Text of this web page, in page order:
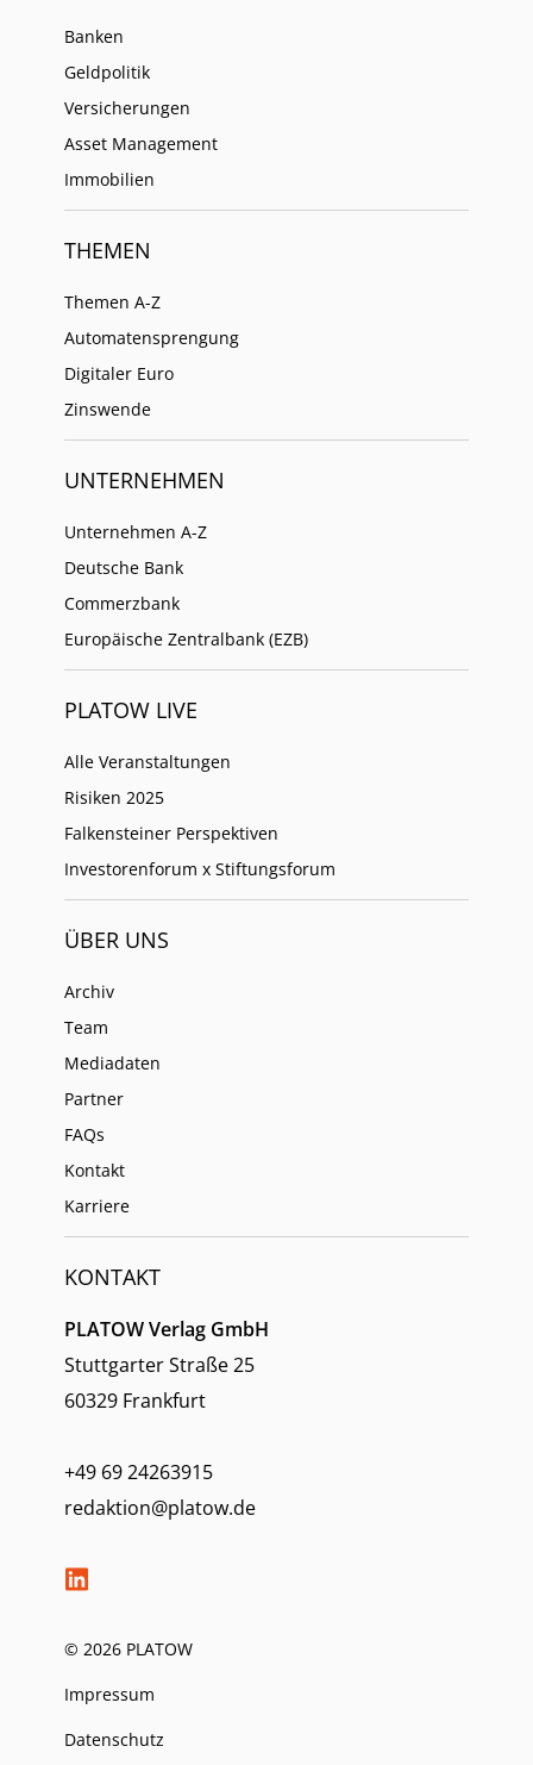
Banken
Geldpolitik
Versicherungen
Asset Management
Immobilien
THEMEN
Themen A-Z
Automatensprengung
Digitaler Euro
Zinswende
UNTERNEHMEN
Unternehmen A-Z
Deutsche Bank
Commerzbank
Europäische Zentralbank (EZB)
PLATOW LIVE
Alle Veranstaltungen
Risiken 2025
Falkensteiner Perspektiven
Investorenforum x Stiftungsforum
ÜBER UNS
Archiv
Team
Mediadaten
Partner
FAQs
Kontakt
Karriere
KONTAKT
PLATOW Verlag GmbH
Stuttgarter Straße 25
60329 Frankfurt
+49 69 24263915
redaktion@platow.de
© 2026 PLATOW
Impressum
Datenschutz